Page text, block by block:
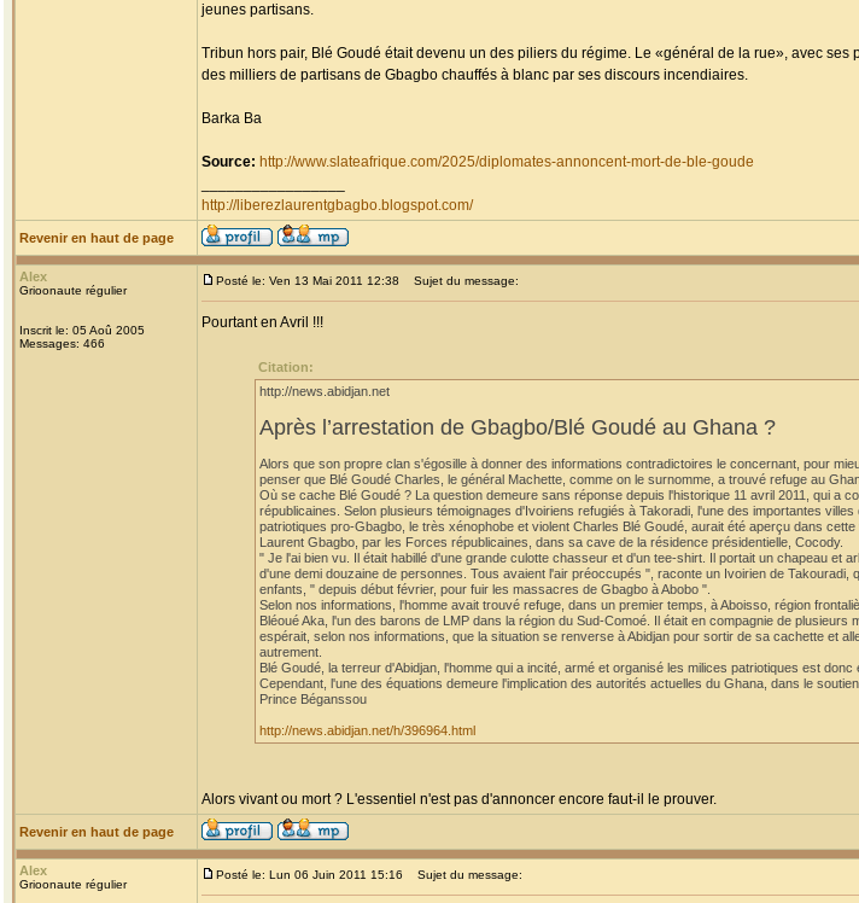
jeunes partisans.
Tribun hors pair, Blé Goudé était devenu un des piliers du régime. Le «général de la rue», avec
des milliers de partisans de Gbagbo chauffés à blanc par ses discours incendiaires.
Barka Ba
Source: http://www.slateafrique.com/2025/diplomates-annoncent-mort-de-ble-goude
http://liberezlaurentgbagbo.blogspot.com/
Revenir en haut de page
Alex
Grioonaute régulier
Inscrit le: 05 Aoû 2005
Messages: 466
Posté le: Ven 13 Mai 2011 12:38 Sujet du message:
Pourtant en Avril !!!
Citation:
http://news.abidjan.net
Après l’arrestation de Gbagbo/Blé Goudé au Ghana ?
Alors que son propre clan s'égosille à donner des informations contradictoires le concernant, pour
penser que Blé Goudé Charles, le général Machette, comme on le surnomme, a trouvé refuge au
Où se cache Blé Goudé ? La question demeure sans réponse depuis l'historique 11 avril 2011, qui a
républicaines. Selon plusieurs témoignages d'Ivoiriens refugiés à Takoradi, l'une des importantes
patriotiques pro-Gbagbo, le très xénophobe et violent Charles Blé Goudé, aurait été aperçu dans
Laurent Gbagbo, par les Forces républicaines, dans sa cave de la résidence présidentielle, Cocody.
" Je l'ai bien vu. Il était habillé d'une grande culotte chasseur et d'un tee-shirt. Il portait un chapeau et
d'une demi douzaine de personnes. Tous avaient l'air préoccupés ", raconte un Ivoirien de Takouradi,
enfants, " depuis début février, pour fuir les massacres de Gbagbo à Abobo ".
Selon nos informations, l'homme avait trouvé refuge, dans un premier temps, à Aboisso, région
Bléoué Aka, l'un des barons de LMP dans la région du Sud-Comoé. Il était en compagnie de
espérait, selon nos informations, que la situation se renverse à Abidjan pour sortir de sa cachette et
autrement.
Blé Goudé, la terreur d'Abidjan, l'homme qui a incité, armé et organisé les milices patriotiques est
Cependant, l'une des équations demeure l'implication des autorités actuelles du Ghana, dans le
Prince Béganssou
http://news.abidjan.net/h/396964.html
Alors vivant ou mort ? L'essentiel n'est pas d'annoncer encore faut-il le prouver.
Revenir en haut de page
Alex
Grioonaute régulier
Posté le: Lun 06 Juin 2011 15:16 Sujet du message: